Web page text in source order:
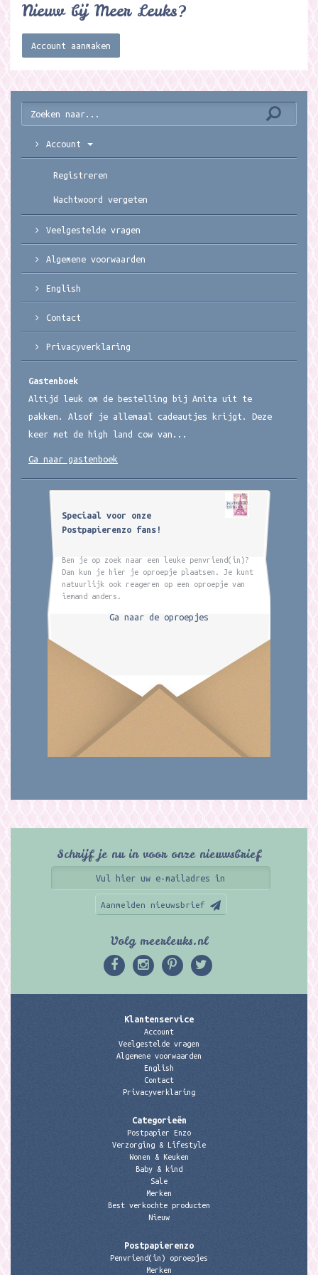
Nieuw bij Meer Leuks?
Account aanmaken
Account
Registreren
Wachtwoord vergeten
Veelgestelde vragen
Algemene voorwaarden
English
Contact
Privacyverklaring
Gastenboek
Altijd leuk om de bestelling bij Anita uit te
pakken. Alsof je allemaal cadeautjes krijgt. Deze
keer met de high land cow van...
Ga naar gastenboek
Speciaal voor onze
Postpapierenzo fans!
Ben je op zoek naar een leuke penvriend(in)?
Dan kun je hier je oproepje plaatsen. Je kunt
natuurlijk ook reageren op een oproepje van
iemand anders.
Ga naar de oproepjes
Schrijf je nu in voor onze nieuwsbrief
Aanmelden nieuwsbrief
Volg meerleuks.nl
Klantenservice
Account
Veelgestelde vragen
Algemene voorwaarden
English
Contact
Privacyverklaring
Categorieën
Postpapier Enzo
Verzorging & Lifestyle
Wonen & Keuken
Baby & kind
Sale
Merken
Best verkochte producten
Nieuw
Postpapierenzo
Penvriend(in) oproepjes
Merken